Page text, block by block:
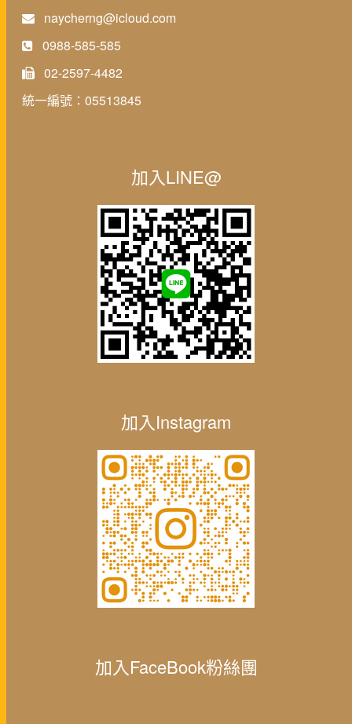
naycherng@icloud.com
0988-585-585
02-2597-4482
統一編號：05513845
加入LINE@
加入Instagram
加入FaceBook粉絲團